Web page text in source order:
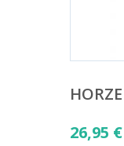
26,95 €